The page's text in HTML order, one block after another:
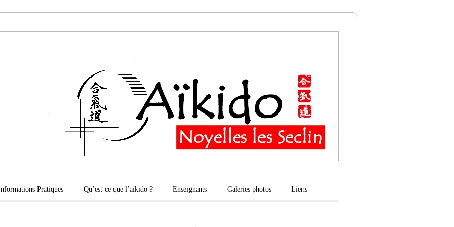
Pratiques Qu’est-ce que l’aïkido ? Enseignants Galeries photos Liens